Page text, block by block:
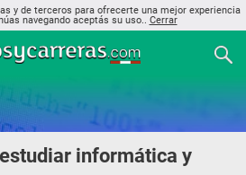
y de terceros para ofrecerte una mejor experiencia
navegando aceptás su uso.. Cerrar
informática y